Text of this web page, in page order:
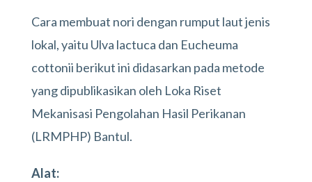
Cara membuat nori dengan rumput laut jenis
lokal, yaitu Ulva lactuca dan Eucheuma
cottonii berikut ini didasarkan pada metode
yang dipublikasikan oleh Loka Riset
Mekanisasi Pengolahan Hasil Perikanan
(LRMPHP) Bantul.
Alat: